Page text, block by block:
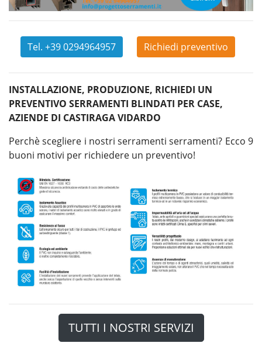
Tel. +39 0294964957 Richiedi preventivo
INSTALLAZIONE, PRODUZIONE, RICHIEDI UN
PREVENTIVO SERRAMENTI BLINDATI PER CASE,
AZIENDE DI CASTIRAGA VIDARDO
Perchè scegliere i nostri serramenti serramenti? Ecco 9
buoni motivi per richiedere un preventivo!
TUTTI I NOSTRI SERVIZI